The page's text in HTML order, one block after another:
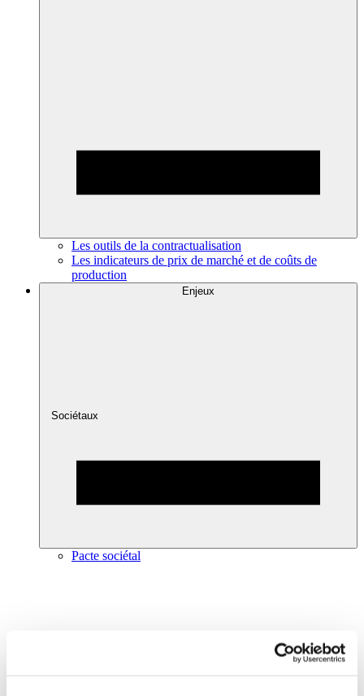
Les outils de la contractualisation
Les indicateurs de prix de marché et de coûts de
production
Enjeux
Sociétaux
Pacte sociétal